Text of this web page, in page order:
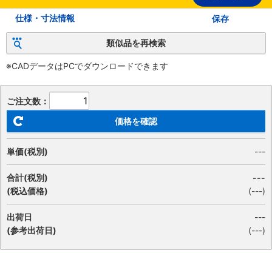
仕様・寸法情報 保存
類似品を再検索
※CADデータはPCでダウンロードできます
ご注文数：
価格を確認
単価(税別) ---
合計(税別)
(税込価格)
---
(---)
出荷日
(参考出荷日)
---
(---)